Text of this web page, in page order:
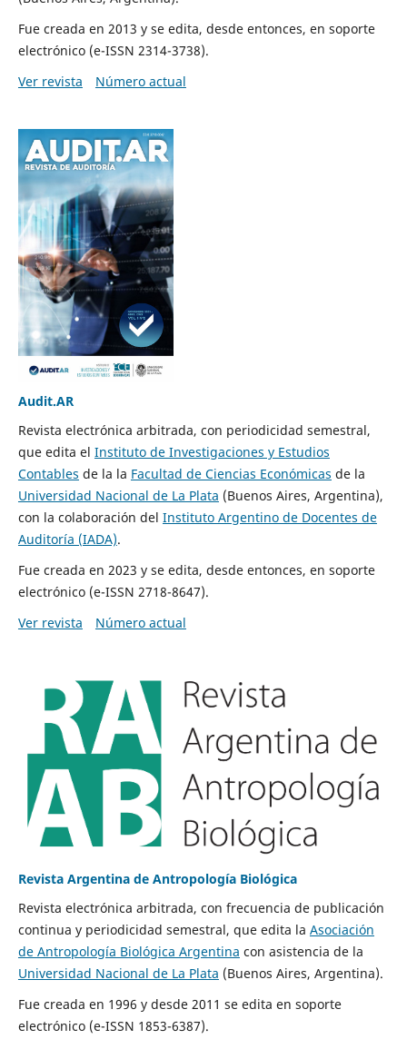
Fue creada en 2013 y se edita, desde entonces, en soporte
electrónico (e-ISSN 2314-3738).
Ver revista
Número actual
Audit.AR
Revista electrónica arbitrada, con periodicidad semestral,
que edita el Instituto de Investigaciones y Estudios
Contables de la la Facultad de Ciencias Económicas de la
Universidad Nacional de La Plata (Buenos Aires, Argentina),
con la colaboración del Instituto Argentino de Docentes de
Auditoría (IADA).
Fue creada en 2023 y se edita, desde entonces, en soporte
electrónico (e-ISSN 2718-8647).
Ver revista
Número actual
Revista Argentina de Antropología Biológica
Revista electrónica arbitrada, con frecuencia de publicación
continua y periodicidad semestral, que edita la Asociación
de Antropología Biológica Argentina con asistencia de la
Universidad Nacional de La Plata (Buenos Aires, Argentina).
Fue creada en 1996 y desde 2011 se edita en soporte
electrónico (e-ISSN 1853-6387).